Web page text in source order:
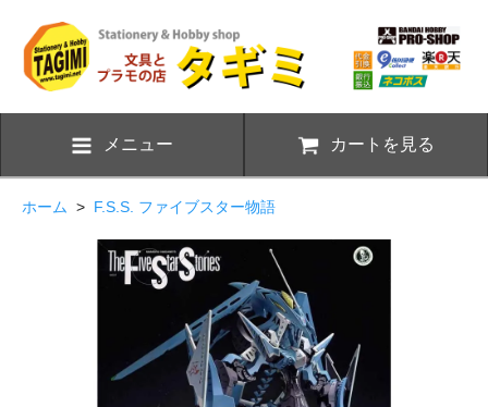
メニュー カートを見る
ホーム > F.S.S. ファイブスター物語